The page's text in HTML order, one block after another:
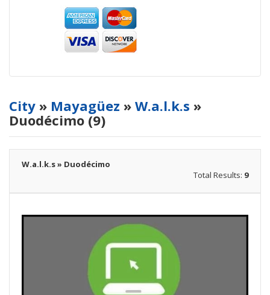
City » Mayagüez » W.a.l.k.s »
Duodécimo (9)
W.a.l.k.s » Duodécimo
Total Results: 9